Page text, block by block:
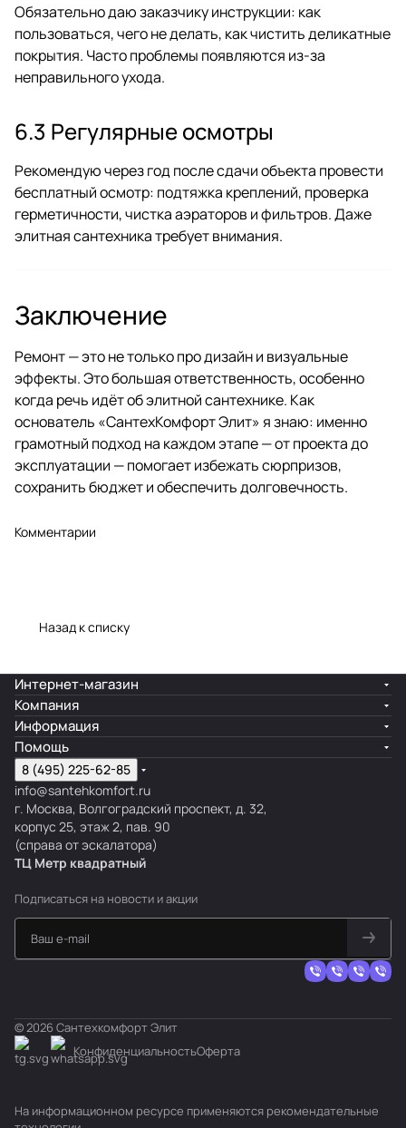
Обязательно даю заказчику инструкции: как
пользоваться, чего не делать, как чистить деликатные
покрытия. Часто проблемы появляются из-за
неправильного ухода.
6.3 Регулярные осмотры
Рекомендую через год после сдачи объекта провести
бесплатный осмотр: подтяжка креплений, проверка
герметичности, чистка аэраторов и фильтров. Даже
элитная сантехника требует внимания.
Заключение
Ремонт — это не только про дизайн и визуальные
эффекты. Это большая ответственность, особенно
когда речь идёт об элитной сантехнике. Как
основатель «СантехКомфорт Элит» я знаю: именно
грамотный подход на каждом этапе — от проекта до
эксплуатации — помогает избежать сюрпризов,
сохранить бюджет и обеспечить долговечность.
Комментарии
Назад к списку
Интернет-магазин
Компания
Информация
Помощь
8 (495) 225-62-85
info@santehkomfort.ru
г. Москва, Волгоградский проспект, д. 32,
корпус 25, этаж 2, пав. 90
(справа от эскалатора)
ТЦ Метр квадратный
Подписаться на новости и акции
© 2026 Сантехкомфорт Элит
КонфиденциальностьОферта
На информационном ресурсе применяются рекомендательные